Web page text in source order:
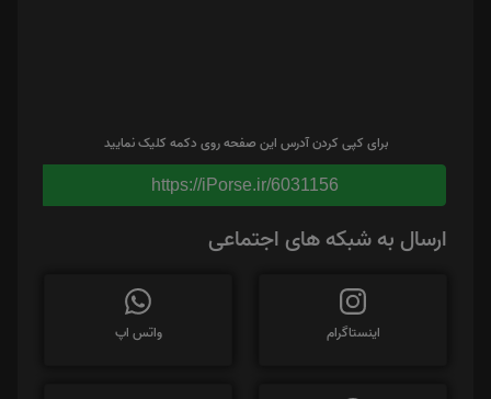
برای کپی کردن آدرس این صفحه روی دکمه کلیک نمایید
https://iPorse.ir/6031156
ارسال به شبکه های اجتماعی
اینستاگرام واتس اپ